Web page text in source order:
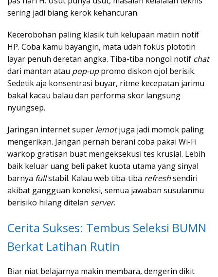
sering jadi biang kerok kehancuran.
Kecerobohan paling klasik tuh kelupaan matiin notif
HP. Coba kamu bayangin, mata udah fokus plototin
layar penuh deretan angka. Tiba-tiba nongol notif chat
dari mantan atau pop-uppromo diskon ojol berisik.
Sedetik aja konsentrasi buyar, ritme kecepatan jarimu
bakal kacau balau dan performa skor langsung
nyungsep.
Jaringan internet super lemotjuga jadi momok paling
mengerikan. Jangan pernah berani coba pakai Wi-Fi
warkop gratisan buat mengeksekusi tes krusial. Lebih
baik keluar uang beli paket kuota utama yang sinyal
barnya fullstabil. Kalau web tiba-tiba refreshsendiri
akibat gangguan koneksi, semua jawaban susulanmu
berisiko hilang ditelan server.
Cerita Sukses: Tembus Seleksi BUMN
Berkat Latihan Rutin
Biar niat belajarnya makin membara, dengerin dikit